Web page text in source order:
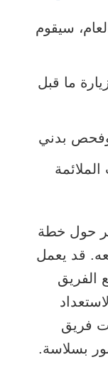
سيقوم
ما قبل
وفحص بدني
حول خطة
قد يعمل
الفريق
فريق
بسلاسة.